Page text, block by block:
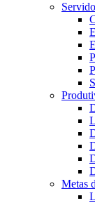
Metas